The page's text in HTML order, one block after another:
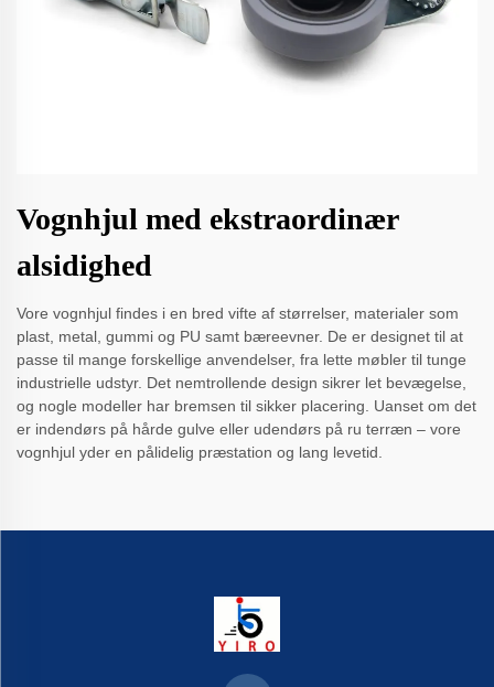
Vognhjul med ekstraordinær
alsidighed
Vore vognhjul findes i en bred vifte af størrelser, materialer som
plast, metal, gummi og PU samt bæreevner. De er designet til at
passe til mange forskellige anvendelser, fra lette møbler til tunge
industrielle udstyr. Det nemtrollende design sikrer let bevægelse,
og nogle modeller har bremsen til sikker placering. Uanset om det
er indendørs på hårde gulve eller udendørs på ru terræn – vore
vognhjul yder en pålidelig præstation og lang levetid.